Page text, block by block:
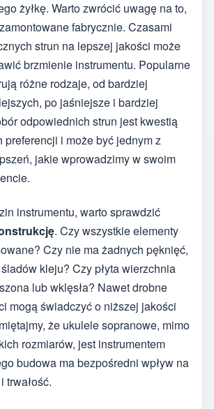
żyłkę. Warto zwrócić uwagę na to,
fabrycznie. Czasami
strun na lepszej jakości może
brzmienie instrumentu. Popularne
różne rodzaje, od bardziej
po jaśniejsze i bardziej
odpowiednich strun jest kwestią
preferencji i może być jednym z
jakie wprowadzimy w swoim
instrumentu, warto sprawdzić
. Czy wszystkie elementy
Czy nie ma żadnych pęknięć,
kleju? Czy płyta wierzchnia
lub wklęsła? Nawet drobne
mogą świadczyć o niższej jakości
że ukulele sopranowe, mimo
rozmiarów, jest instrumentem
budowa ma bezpośredni wpływ na
trwałość.